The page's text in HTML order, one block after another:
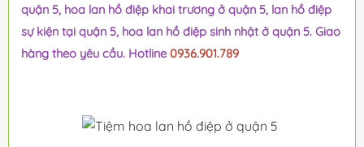
quận 5, hoa lan hồ điệp khai trương ở quận 5, lan hồ điệp
sự kiện tại quận 5, hoa lan hồ điệp sinh nhật ở quận 5. Giao
hàng theo yêu cầu. Hotline 0936.901.789